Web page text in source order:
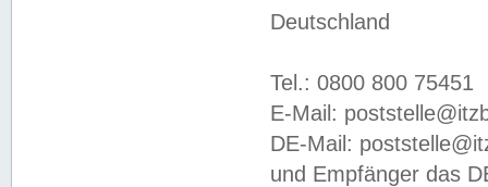
Deutschland
Tel.: 0800 800 75451
E-Mail:
DE-Mail:
und Empfänger das